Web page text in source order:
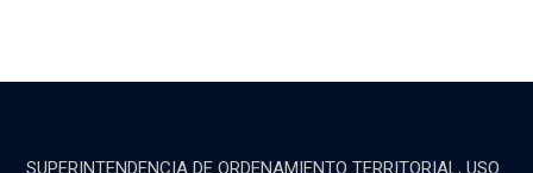
SUPERINTENDENCIA DE ORDENAMIENTO TERRITORIAL, USO